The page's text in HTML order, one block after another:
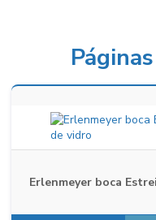
Erlenmeyer boca